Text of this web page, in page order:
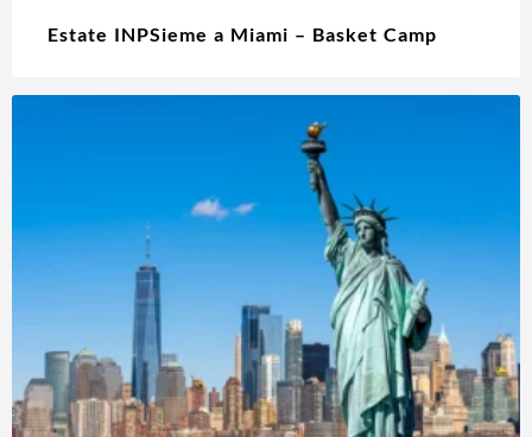
Estate INPSieme a Miami – Basket Camp